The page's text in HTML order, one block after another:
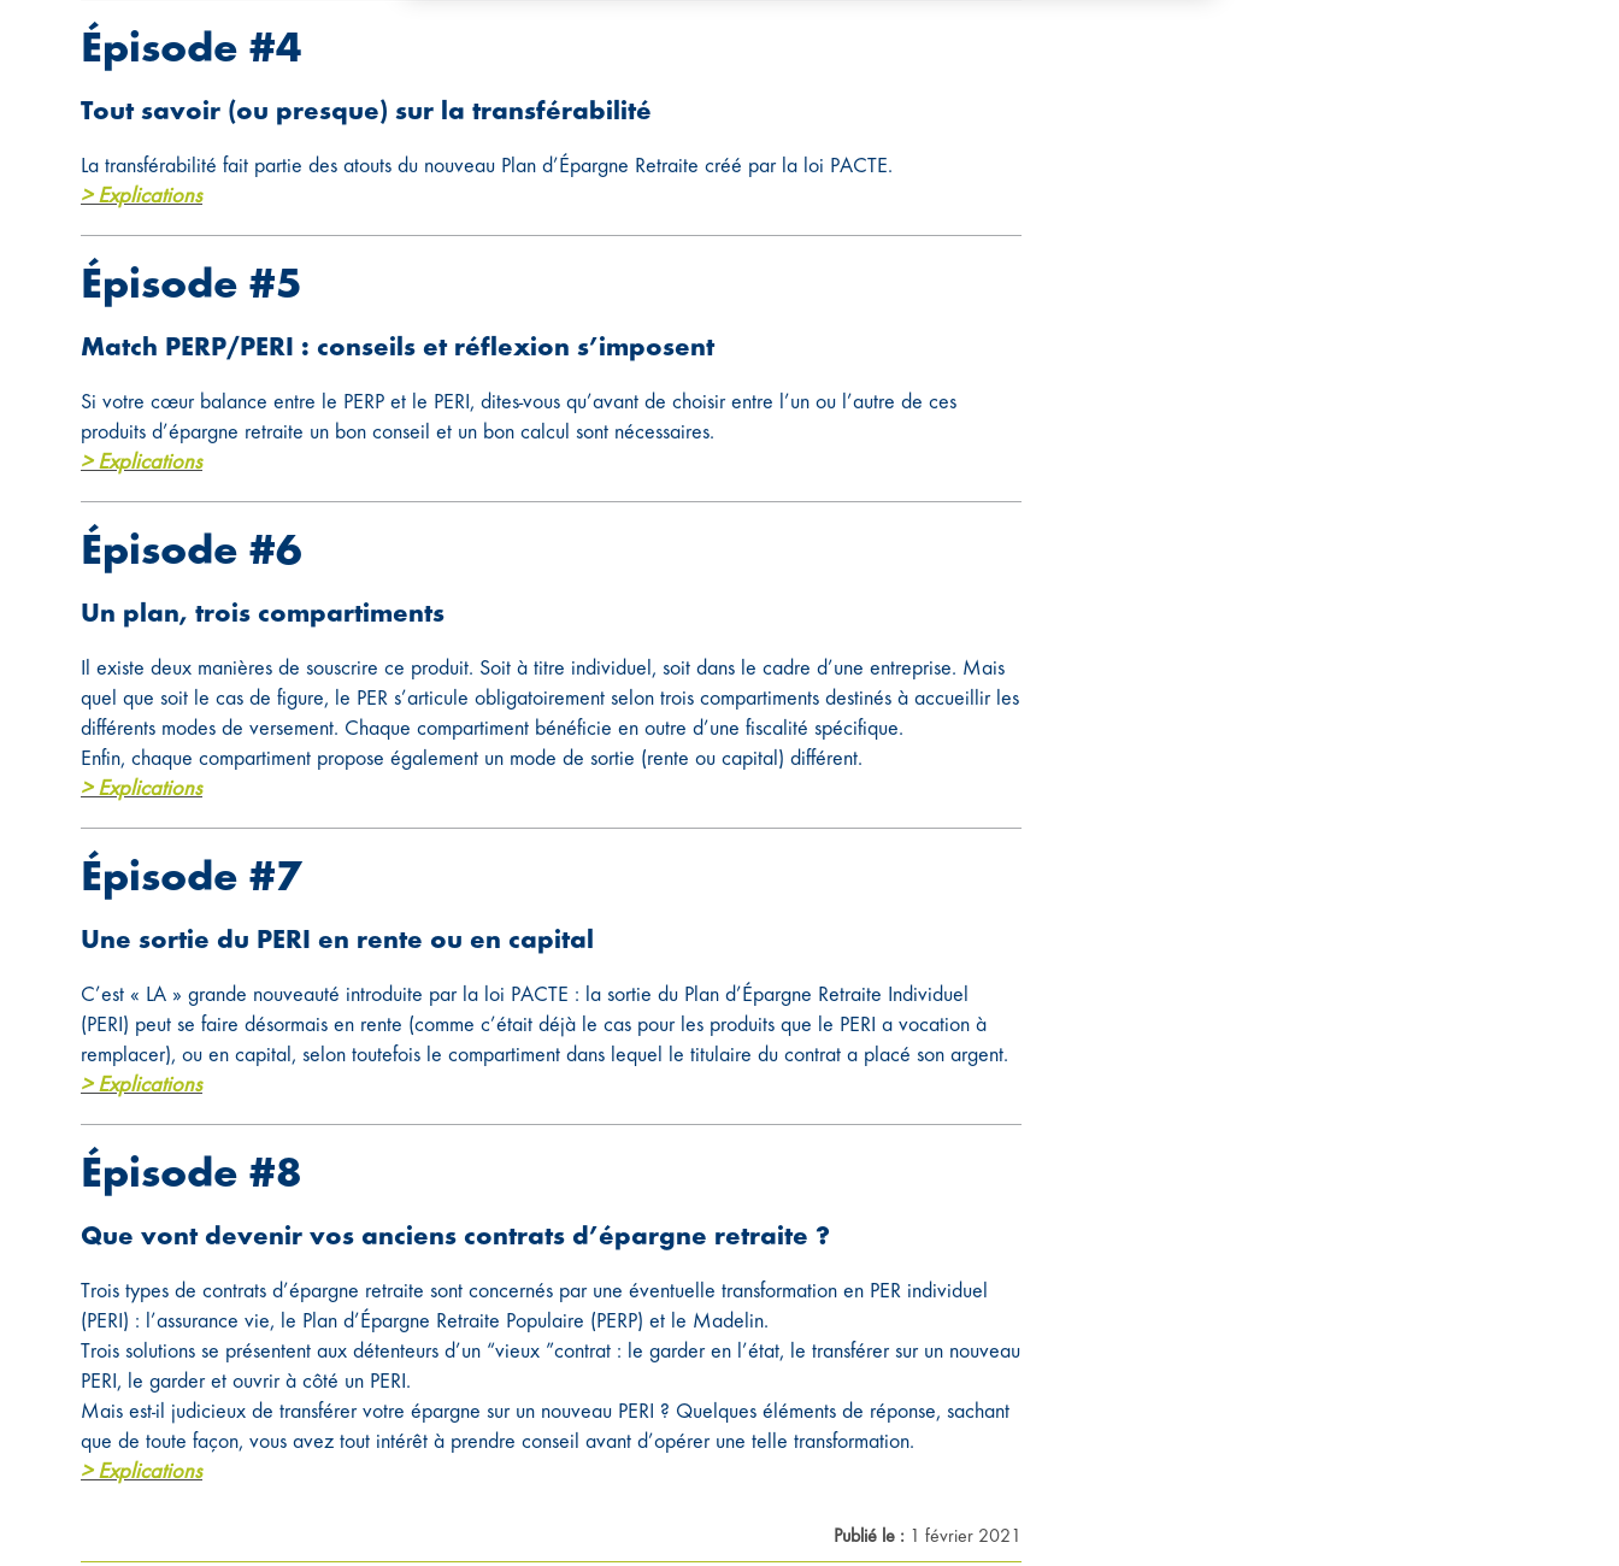
Épisode #4
Tout savoir (ou presque) sur la transférabilité
La transférabilité fait partie des atouts du nouveau Plan d’Épargne Retraite créé par la loi PACTE.
> Explications
Épisode #5
Match PERP/PERI : conseils et réflexion s’imposent
Si votre cœur balance entre le PERP et le PERI, dites-vous qu’avant de choisir entre l’un ou l’autre de ces
produits d’épargne retraite un bon conseil et un bon calcul sont nécessaires.
> Explications
Épisode #6
Un plan, trois compartiments
Il existe deux manières de souscrire ce produit. Soit à titre individuel, soit dans le cadre d’une entreprise. Mais
quel que soit le cas de figure, le PER s’articule obligatoirement selon trois compartiments destinés à accueillir les
différents modes de versement. Chaque compartiment bénéficie en outre d’une fiscalité spécifique.
Enfin, chaque compartiment propose également un mode de sortie (rente ou capital) différent.
> Explications
Épisode #7
Une sortie du PERI en rente ou en capital
C’est « LA » grande nouveauté introduite par la loi PACTE : la sortie du Plan d’Épargne Retraite Individuel
(PERI) peut se faire désormais en rente (comme c’était déjà le cas pour les produits que le PERI a vocation à
remplacer), ou en capital, selon toutefois le compartiment dans lequel le titulaire du contrat a placé son argent.
> Explications
Épisode #8
Que vont devenir vos anciens contrats d’épargne retraite ?
Trois types de contrats d’épargne retraite sont concernés par une éventuelle transformation en PER individuel
(PERI) : l’assurance vie, le Plan d’Épargne Retraite Populaire (PERP) et le Madelin.
Trois solutions se présentent aux détenteurs d’un “vieux ”contrat : le garder en l’état, le transférer sur un nouveau
PERI, le garder et ouvrir à côté un PERI.
Mais est-il judicieux de transférer votre épargne sur un nouveau PERI ? Quelques éléments de réponse, sachant
que de toute façon, vous avez tout intérêt à prendre conseil avant d’opérer une telle transformation.
> Explications
Publié le : 1 février 2021